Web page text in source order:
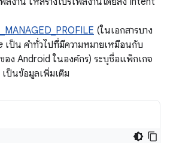
(ในเอกสารบาง
เป็น คำทั่วไปที่มีความหมายเหมือนกับ
อง Android ในองค์กร) ระบุชื่อแพ็กเกจ
ป็นข้อมูลเพิ่มเติม